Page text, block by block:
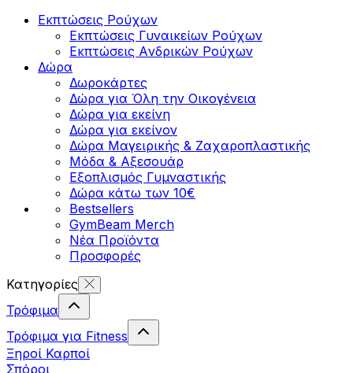
Εκπτώσεις Ρούχων
Εκπτώσεις Γυναικείων Ρούχων
Εκπτώσεις Aνδρικών Ρούχων
Δώρα
Δωροκάρτες
Δώρα για Όλη την Οικογένεια
Δώρα για εκείνη
Δώρα για εκείνον
Δώρα Μαγειρικής & Ζαχαροπλαστικής
Μόδα & Αξεσουάρ
Εξοπλισμός Γυμναστικής
Δώρα κάτω των 10€
Bestsellers
GymBeam Merch
Νέα Προϊόντα
Προσφορές
Κατηγορίες
Τρόφιμα
Τρόφιμα για Fitness
Ξηροί Καρποί
Σπόροι